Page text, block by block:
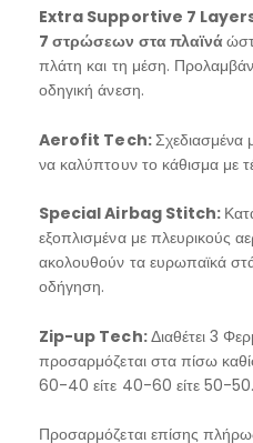
Extra Supportive 7
7 στρώσεων στα πλαϊνά
πλάτη και τη μέση.
οδηγική άνεση.
Aerofit Tech:Σχεδιασμένα
να καλύπτουν το κάθισμα με
SpecialAirbag Stitch:
εξοπλισμένα με πλευρικούς
ακολουθούν τα ευρωπαϊκά
οδήγηση.
Zip-up Tech:Διαθέτει 3
προσαρμόζεται στα πίσω
60-40 είτε 40-60 είτε 50-50.
Προσαρμόζεται επίσης